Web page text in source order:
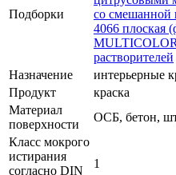
Подборки
со
4066 плоская
MULTICOLOR
растворителей
Назначение
интерьерные
Продукт
краска
Материал
поверхности
ОСБ, бетон,
Класс мокрого
истирания
согласно DIN
1